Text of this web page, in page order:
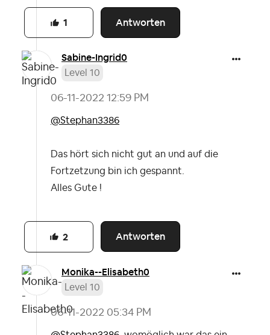
Antworten
1
Sabine-Ingrid0
Level 10
‎06-11-2022 12:59 PM
@Stephan3386
Das hört sich nicht gut an und auf die
Fortzetzung bin ich gespannt.
Alles Gute !
Antworten
2
Monika--Elisabeth0
Level 10
‎06-11-2022 05:34 PM